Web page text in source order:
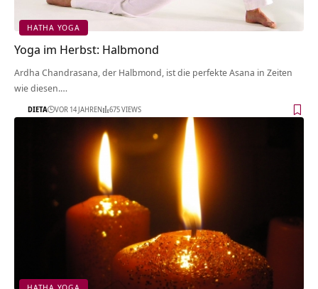
HATHA YOGA
Yoga im Herbst: Halbmond
Ardha Chandrasana, der Halbmond, ist die perfekte Asana in Zeiten
wie diesen.…
DIETA VOR 14 JAHREN 675 VIEWS